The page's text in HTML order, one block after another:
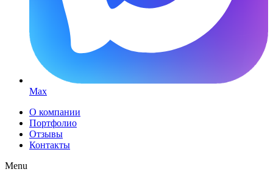
Max
О компании
Портфолио
Отзывы
Контакты
Menu